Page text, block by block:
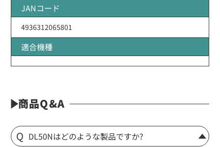
JANコード
4936312065801
適合機種
商品Q&A
DL50Nはどのような製品ですか?